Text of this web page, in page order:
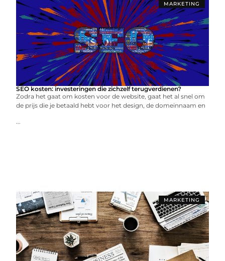
MARKETING
SEO kosten: investeringen die zichzelf terugverdienen?
Zodra het gaat om kosten voor de website, gaat het al snel om
de prijs die je betaald hebt voor het design, de domeinnaam en
...
MARKETING